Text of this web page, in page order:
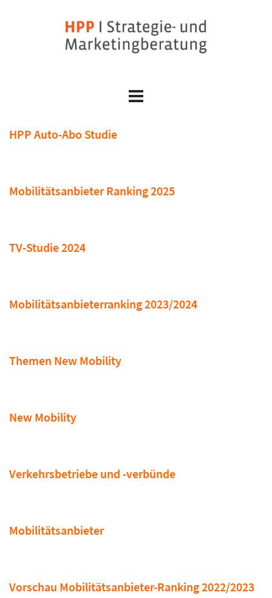
HPP Auto-Abo Studie
Mobilitätsanbieter Ranking 2025
TV-Studie 2024
Mobilitätsanbieterranking 2023/2024
Themen New Mobility
New Mobility
Verkehrsbetriebe und -verbünde
Mobilitätsanbieter
Vorschau Mobilitätsanbieter-Ranking 2022/2023